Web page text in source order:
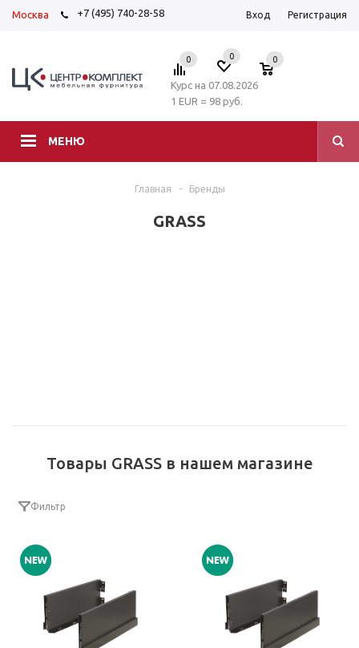
Москва +7 (495) 740-28-58 Вход Регистрация
МЕНЮ
0 0 0
Курс на 07.08.2026
1 EUR = 98 руб.
Главная - Бренды
GRASS
Товары GRASS в нашем магазине
Фильтр